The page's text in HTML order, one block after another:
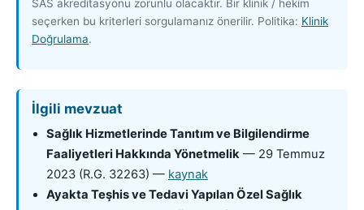
SAS akreditasyonu zorunlu olacaktır. Bir klinik / hekim
seçerken bu kriterleri sorgulamanız önerilir. Politika: Klinik
Doğrulama.
İlgili mevzuat
Sağlık Hizmetlerinde Tanıtım ve Bilgilendirme
Faaliyetleri Hakkında Yönetmelik — 29 Temmuz
2023 (R.G. 32263) — kaynak
Ayakta Teşhis ve Tedavi Yapılan Özel Sağlık